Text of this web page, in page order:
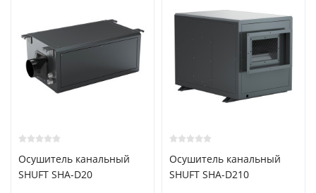
Осушитель канальный
SHUFT SHA-D20
Осушитель канальный
SHUFT SHA-D210